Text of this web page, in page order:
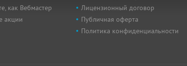
как Вебмастер
акции
Лицензионный договор
Публичная оферта
Политика конфиденциальности